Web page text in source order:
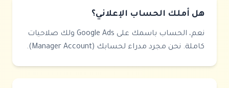
هل أملك الحساب الإعلاني؟
نعم، الحساب باسمك على Google Ads ولك صلاحيات
كاملة. نحن مجرد مدراء لحسابك (Manager Account).